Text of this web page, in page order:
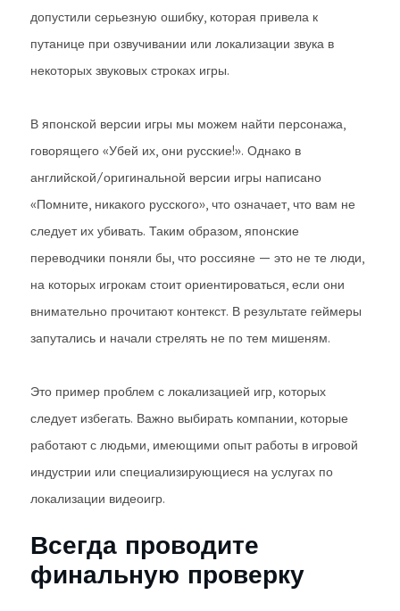
допустили серьезную ошибку, которая привела к
путанице при озвучивании или локализации звука в
некоторых звуковых строках игры.
В японской версии игры мы можем найти персонажа,
говорящего «Убей их, они русские!». Однако в
английской/оригинальной версии игры написано
«Помните, никакого русского», что означает, что вам не
следует их убивать. Таким образом, японские
переводчики поняли бы, что россияне — это не те люди,
на которых игрокам стоит ориентироваться, если они
внимательно прочитают контекст. В результате геймеры
запутались и начали стрелять не по тем мишеням.
Это пример проблем с локализацией игр, которых
следует избегать. Важно выбирать компании, которые
работают с людьми, имеющими опыт работы в игровой
индустрии или специализирующиеся на услугах по
локализации видеоигр.
Всегда проводите
финальную проверку